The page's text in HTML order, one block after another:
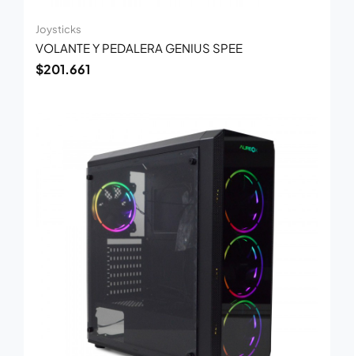
Joysticks
VOLANTE Y PEDALERA GENIUS SPEE
$201.661